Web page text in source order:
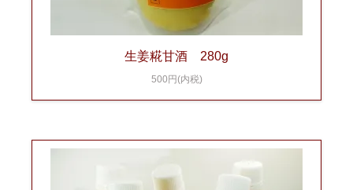
生姜糀甘酒 280g
500円(内税)